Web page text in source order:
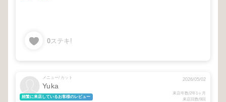
0ステキ!
メニュー/ カット
Yuka
頻繁に来店しているお客様のレビュー
2026/05/02
来店年数/2年1ヶ月
来店回数/9回